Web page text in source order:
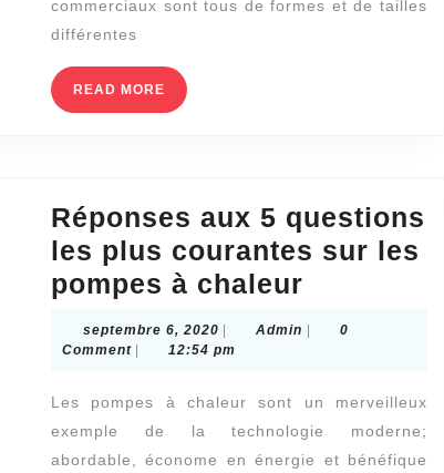
commerciaux sont tous de formes et de tailles
différentes
READ MORE READ
MORE
Réponses aux 5 questions
les plus courantes sur les
pompes à chaleur
les
plus
septembre 6, 2020 septembre
6,
Admin Admin
0
Comment
12:54 pm
Les pompes à chaleur sont un merveilleux
exemple de la technologie moderne;
abordable, économe en énergie et bénéfique